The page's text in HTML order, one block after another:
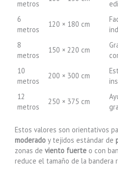
metros
6
metros
120 × 180 cm
8
metros
150 × 220 cm
10
metros
200 × 300 cm
12
metros
250 × 375 cm
Estos valores son orientativos
moderado y tejidos estándar de
zonas de viento fuerte o con
reduce el tamaño de la bandera